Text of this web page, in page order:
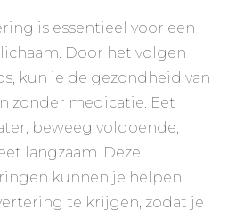
is essentieel voor een
Door het volgen
kun je de gezondheid van
zonder medicatie. Eet
beweeg voldoende,
langzaam. Deze
kunnen je helpen
te krijgen, zodat je